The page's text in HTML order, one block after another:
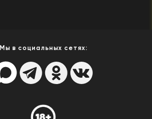
Мы в социальных сетях: